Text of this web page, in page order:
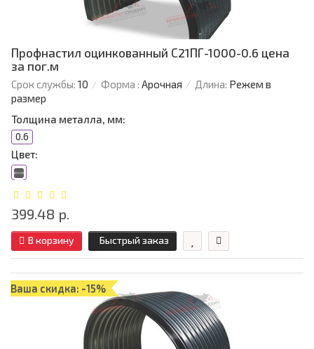
Профнастил оцинкованный С21ПГ-1000-0.6 цена
за пог.м
Срок службы: 10 Форма : Арочная Длина: Режем в
размер
Толщина металла, мм:
0.6
Цвет:
399.48 р.
В корзину Быстрый заказ
Ваша скидка: -15%